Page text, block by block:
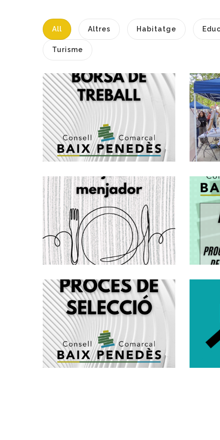
All Altres Habitatge
Turisme
Creació D'una
Borsa De Treball
D'arquitectes,
Grup A1
Altres, Habitatge
CONVOCATÒRIA
PER SOL.LICITAR
AJUTS
INDIVIDUALS DE
MENJADOR. CURS
2026-2027
Convocatòria
Mitjançant
Concurs Oposició
Per La Creació
D'una Borsa De
Treball
D'educadors/es
Socials, Grup A2